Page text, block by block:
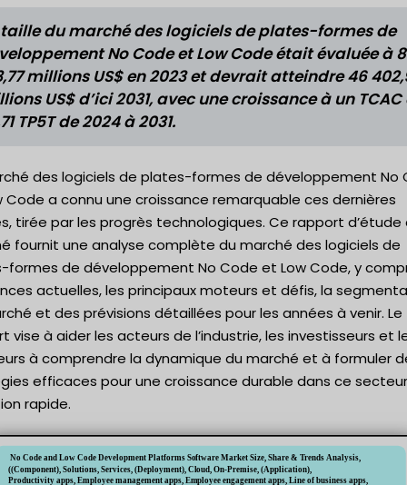
du marché des logiciels de plates-formes de
No Code et Low Code était évaluée à 8
millions US$ en 2023 et devrait atteindre 46
US$ d’ici 2031, avec une croissance à un TCAC
TP5T de 2024 à 2031.
des logiciels de plates-formes de développement No
Code a connu une croissance remarquable ces dernières
tirée par les progrès technologiques. Ce rapport d’étude
fournit une analyse complète du marché des logiciels de
formes de développement No Code et Low Code, y
actuelles, les principaux moteurs et défis, la
et des prévisions détaillées pour les années à venir. Le
vise à aider les acteurs de l’industrie, les investisseurs et
à comprendre la dynamique du marché et à formuler
efficaces pour une croissance durable dans ce
rapide.